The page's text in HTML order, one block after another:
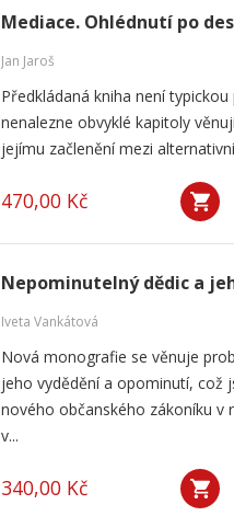
Mediace. Ohlédnutí po
Jan Jaroš
Předkládaná kniha není
nenalezne obvyklé kapitoly
jejímu začlenění mezi
470,00 Kč
Nepominutelný dědic a
Iveta Vankátová
Nová monografie se věnuje
jeho vydědění a opominutí,
nového občanského zákoníku
v...
340,00 Kč